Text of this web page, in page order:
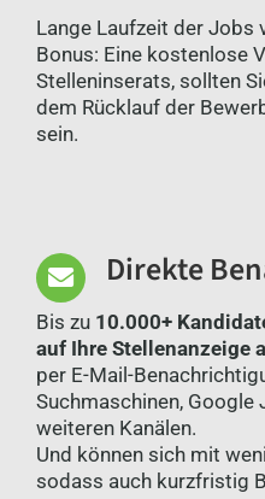
Lange Laufzeit der Jobs
Bonus: Eine kostenlose
Stelleninserats, sollten
dem Rücklauf der
sein.
Direkte
Bis zu 10.000+
auf Ihre Stellenanzeige
per E-Mail-
Suchmaschinen, Google
weiteren Kanälen.
Und können sich mit
sodass auch kurzfristig